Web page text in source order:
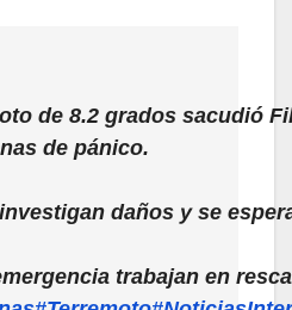
de 8.2 grados sacudió
de pánico.
daños y se
trabajan en